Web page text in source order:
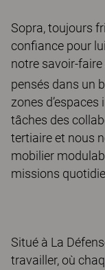
Sopra, toujours
confiance pour
notre savoir-
pensés dans un
zones
tâches des
tertiaire et nous
mobilier
missions
Situé à La
travailler, où